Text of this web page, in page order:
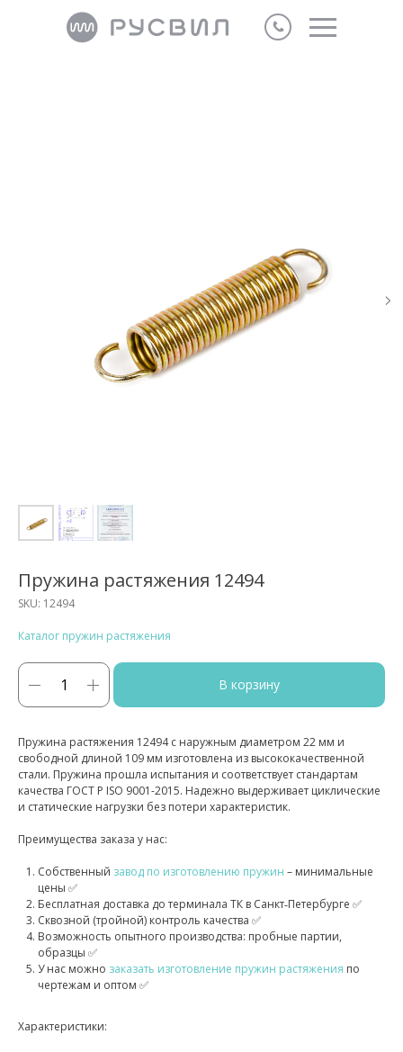
Пружина растяжения 12494
SKU: 12494
Каталог пружин растяжения
В корзину
Пружина растяжения 12494 с наружным диаметром 22 мм и
свободной длиной 109 мм изготовлена из высококачественной
стали. Пружина прошла испытания и соответствует стандартам
качества ГОСТ Р ISO 9001-2015. Надежно выдерживает циклические
и статические нагрузки без потери характеристик.
Преимущества заказа у нас:
Собственный завод по изготовлению пружин – минимальные
цены ✅
Бесплатная доставка до терминала ТК в Санкт‑Петербурге ✅
Сквозной (тройной) контроль качества ✅
Возможность опытного производства: пробные партии,
образцы ✅
У нас можно заказать изготовление пружин растяжения по
чертежам и оптом ✅
Характеристики: